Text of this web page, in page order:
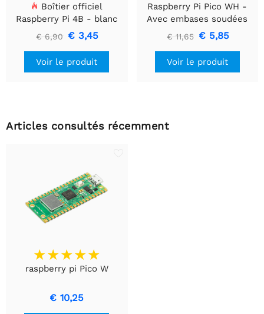
Boîtier officiel
Raspberry Pi 4B - blanc
€ 6,90 € 3,45
Voir le produit
Raspberry Pi Pico WH -
Avec embases soudées
€ 11,65 € 5,85
Voir le produit
Articles consultés récemment
raspberry pi Pico W
€ 10,25